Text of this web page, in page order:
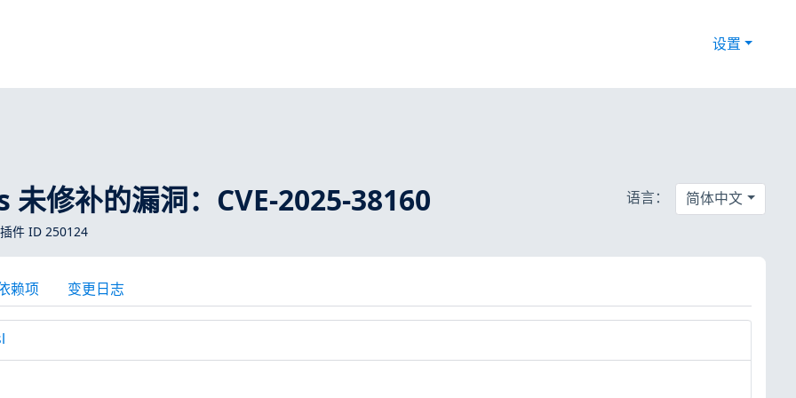
设置
修补的漏洞：CVE-2025-38160
件 ID 250124
语言： 简体中文
赖项 变更日志